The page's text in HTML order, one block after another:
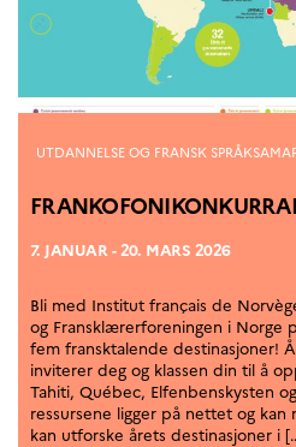
Kategorier
UTDANNELSE OG FRANSK
7. JANUAR - 20. MARS 2026
Bli med Institut français de
og Fransklærerforeningen i Norge
fem fransktalende destinasjoner!
inviterer deg og klassen din til å
Tahiti, Québec, Elfenbenskysten
ressursene ligger på nettet og kan
kan utforske årets destinasjoner i